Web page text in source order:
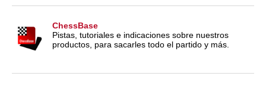
ChessBase
Pistas, tutoriales e indicaciones sobre nuestros
productos, para sacarles todo el partido y más.